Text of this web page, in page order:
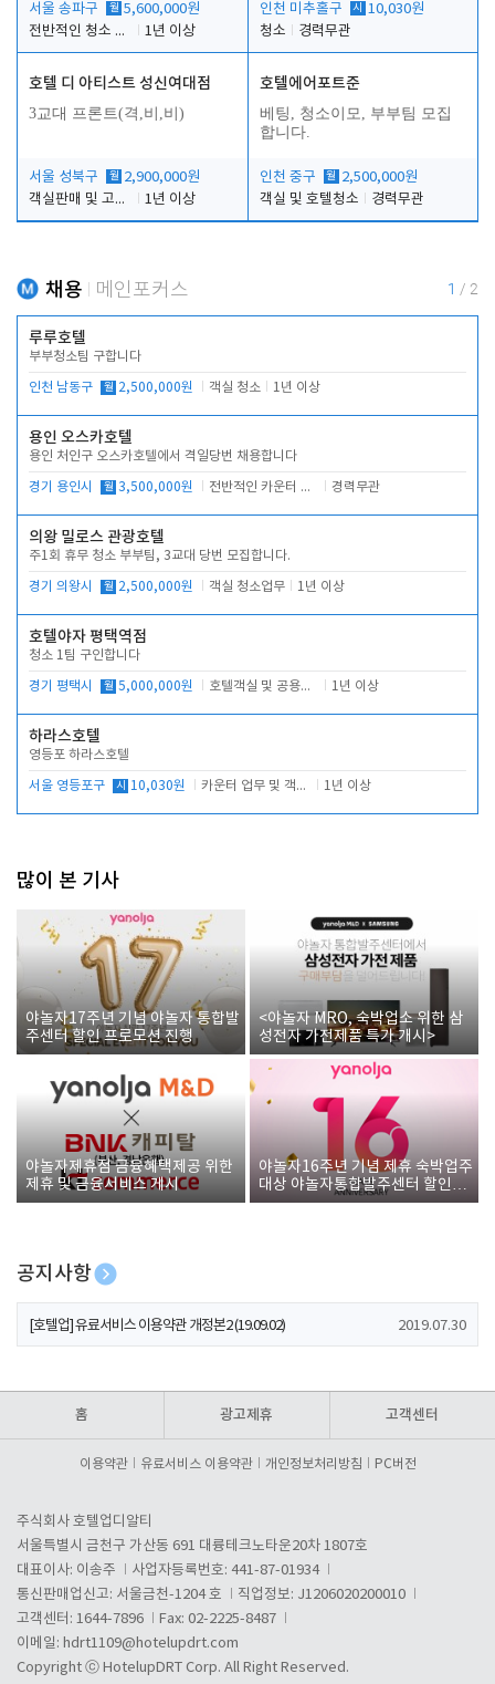
서울 송파구 월 5,600,000원
전반적인 청소 업무(객실청소.객실정리)
1년 이상
인천 미추홀구 시
10,030원
청소
경력무관
호텔 디 아티스트 성신여대점
3교대 프론트(격,비,비)
서울 성북구 월 2,900,000원
객실판매 및 고객응대
1년 이상
호텔에어포트준
베팅, 청소이모, 부부팀 모집
합니다.
인천 중구 월 2,500,000원
객실 및 호텔청소
경력무관
채용 메인포커스 1 / 2
루루호텔
부부청소팀 구합니다
인천 남동구 월 2,500,000원 객실 청소 1년 이상
용인 오스카호텔
용인 처인구 오스카호텔에서 격일당번 채용합니다
경기 용인시 월 3,500,000원 전반적인 카운터 업무 경력무관
의왕 밀로스 관광호텔
주1회 휴무 청소 부부팀, 3교대 당번 모집합니다.
경기 의왕시 월 2,500,000원 객실 청소업무 1년 이상
호텔야자 평택역점
청소 1팀 구인합니다
경기 평택시 월 5,000,000원 호텔객실 및 공용시설 청소 관리 1년 이상
하라스호텔
영등포 하라스호텔
서울 영등포구 시 10,030원 카운터 업무 및 객실관리(청소상태 확인, 객실판매) 1년 이상
많이 본 기사
야놀자17주년 기념 야놀자 통합발
주센터 할인 프로모션 진행
<야놀자 MRO, 숙박업소 위한 삼
성전자 가전제품 특가 개시>
야놀자제휴점 금융혜택제공 위한
제휴 및 금융서비스 게시
야놀자16주년 기념 제휴 숙박업주
대상 야놀자통합발주센터 할인쿠
폰 증정
공지사항
[호텔업] 개인정보 처리방침 개정본1 (19.09.02)
[호텔업] 유료서비스 이용약관 개정본2 (19.09.02) 2019.07.30
홈 광고제휴 고객센터
이용약관 유료서비스 이용약관 개인정보처리방침 PC버전
주식회사 호텔업디알티
서울특별시 금천구 가산동 691 대륭테크노타운20차 1807호
대표이사: 이송주
사업자등록번호: 441-87-01934
통신판매업신고: 서울금천-1204 호
직업정보: J1206020200010
고객센터: 1644-7896
Fax: 02-2225-8487
이메일: hdrt1109@hotelupdrt.com
Copyright ⓒ HotelupDRT Corp. All Right Reserved.